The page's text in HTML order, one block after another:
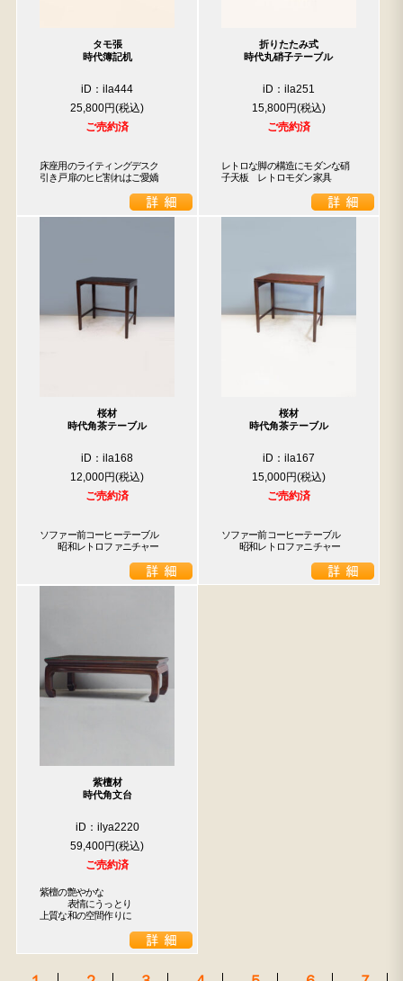
タモ張
時代簿記机
iD：ila444
25,800円
ご売約済
床座用のライティングデスク
引き戸扉のヒビ割れはご愛嬌
折りたたみ式
時代丸硝子テーブル
iD：ila251
15,800円
ご売約済
レトロな脚の構造にモダンな硝
子天板　レトロモダン家具
桜材
時代角茶テーブル
iD：ila168
12,000円
ご売約済
ソファー前コーヒーテーブル
昭和レトロファニチャー
桜材
時代角茶テーブル
iD：ila167
15,000円
ご売約済
ソファー前コーヒーテーブル
昭和レトロファニチャー
紫檀材
時代角文台
iD：ilya2220
59,400円
ご売約済
紫檀の艶やかな
表情にうっとり
上質な和の空間作りに